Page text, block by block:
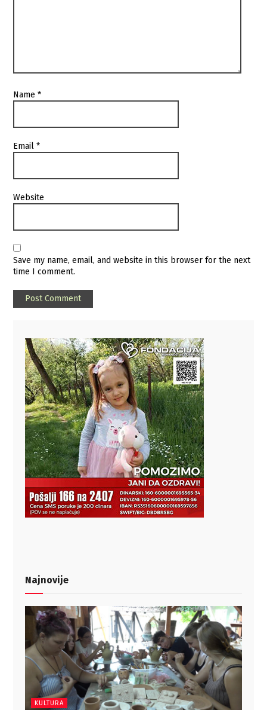
Name*
Email*
Website
Save my name, email, and website in this browser for the next
time I comment.
Najnovije
KULTURA